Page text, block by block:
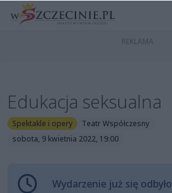
Edukacja seksualna
Spektakle i opery
Teatr Współczesny
sobota, 9 kwietnia 2022, 19:00
Wydarzenie już się odbyło